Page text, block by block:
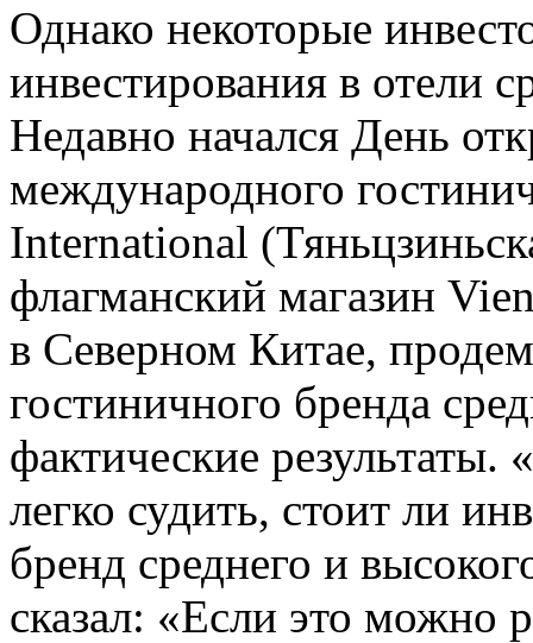
Однако некоторые
инвестирования в отели
Недавно начался День
международного
International
флагманский магазин
в Северном Китае,
гостиничного бренда
фактические
легко судить, стоит ли
бренд среднего и
сказал: «Если это можно